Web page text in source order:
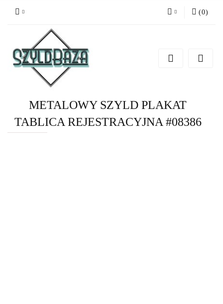
Zarejestruj się
(0)
METALOWY SZYLD PLAKAT
TABLICA REJESTRACYJNA #08386